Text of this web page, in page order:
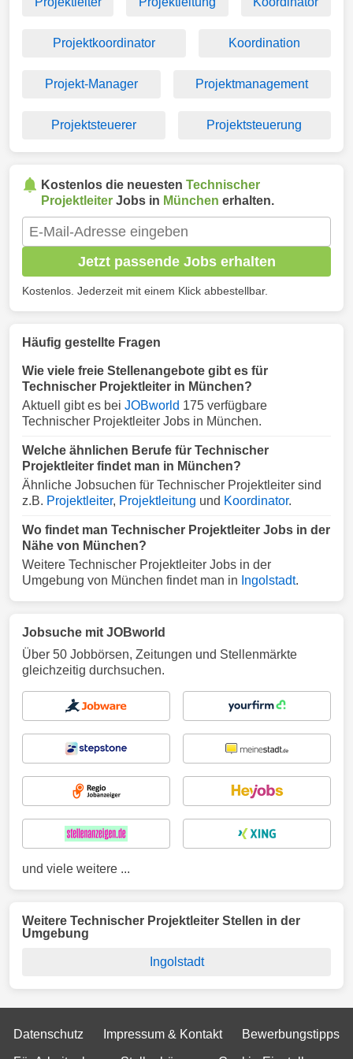
Projektkoordinator Koordination
Projekt-Manager Projektmanagement
Projektsteuerer Projektsteuerung
Kostenlos die neuesten Technischer
Projektleiter Jobs in München erhalten.
Jetzt passende Jobs erhalten
Kostenlos. Jederzeit mit einem Klick abbestellbar.
Häufig gestellte Fragen
Wie viele freie Stellenangebote gibt es für
Technischer Projektleiter in München?
Aktuell gibt es bei JOBworld 175 verfügbare
Technischer Projektleiter Jobs in München.
Welche ähnlichen Berufe für Technischer
Projektleiter findet man in München?
Ähnliche Jobsuchen für Technischer Projektleiter sind
z.B. Projektleiter, Projektleitung und Koordinator.
Wo findet man Technischer Projektleiter Jobs in der
Nähe von München?
Weitere Technischer Projektleiter Jobs in der
Umgebung von München findet man in Ingolstadt.
Jobsuche mit JOBworld
Über 50 Jobbörsen, Zeitungen und Stellenmärkte
gleichzeitig durchsuchen.
und viele weitere ...
Weitere Technischer Projektleiter Stellen in der
Umgebung
Ingolstadt
Datenschutz Impressum & Kontakt Bewerbungstipps